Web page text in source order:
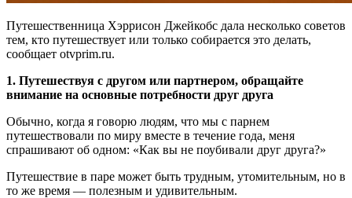
Путешественница Хэррисон Джейкобс дала несколько советов
тем, кто путешествует или только собирается это делать,
сообщает otvprim.ru.
1. Путешествуя с другом или партнером, обращайте
внимание на основные потребности друг друга
Обычно, когда я говорю людям, что мы с парнем
путешествовали по миру вместе в течение года, меня
спрашивают об одном: «Как вы не поубивали друг друга?»
Путешествие в паре может быть трудным, утомительным, но в
то же время — полезным и удивительным.